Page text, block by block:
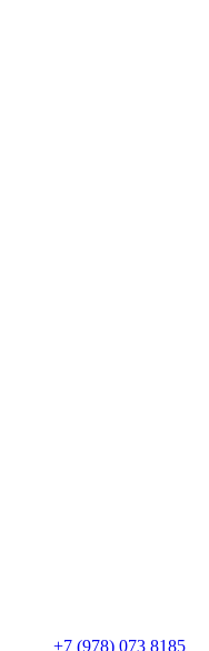
+7 (978) 073 8185